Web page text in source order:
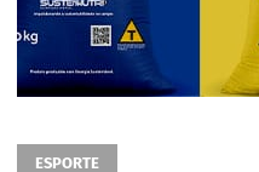
ESPORTE